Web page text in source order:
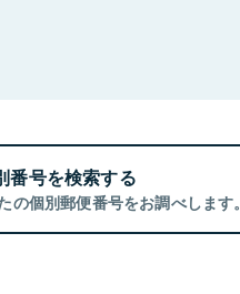
番号を検索する
の個別郵便番号をお調べします。